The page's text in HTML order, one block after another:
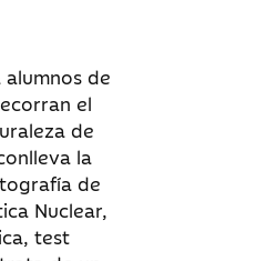
de
el
de
la
de
Nuclear,
test